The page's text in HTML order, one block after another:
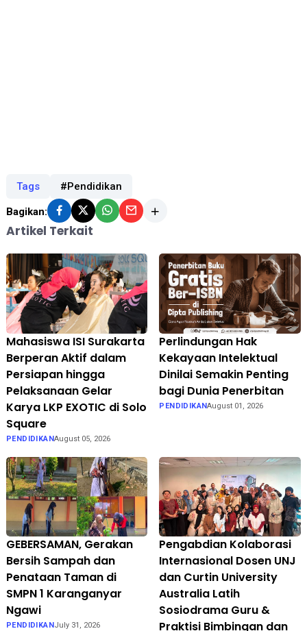
Tags #Pendidikan
Bagikan:
Artikel Terkait
Mahasiswa ISI Surakarta
Berperan Aktif dalam
Persiapan hingga
Pelaksanaan Gelar
Karya LKP EXOTIC di Solo
Square
PENDIDIKANAugust 05, 2026
Perlindungan Hak
Kekayaan Intelektual
Dinilai Semakin Penting
bagi Dunia Penerbitan
PENDIDIKANAugust 01, 2026
GEBERSAMAN, Gerakan
Bersih Sampah dan
Penataan Taman di
SMPN 1 Karanganyar
Ngawi
PENDIDIKANJuly 31, 2026
Pengabdian Kolaborasi
Internasional Dosen UNJ
dan Curtin University
Australia Latih
Sosiodrama Guru &
Praktisi Bimbingan dan